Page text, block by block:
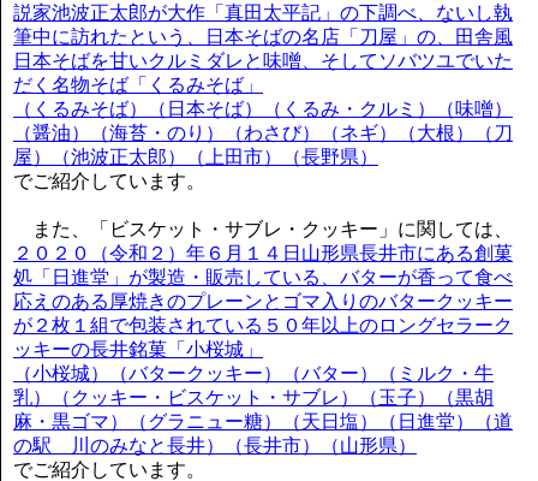
説家池波正太郎が大作「真田太平記」の下調べ、ないし執
筆中に訪れたという、日本そばの名店「刀屋」の、田舎風
日本そばを甘いクルミダレと味噌、そしてソバツユでいた
だく名物そば「くるみそば」
（くるみそば）（日本そば）（くるみ・クルミ）（味噌）
（醤油）（海苔・のり）（わさび）（ネギ）（大根）（刀
屋）（池波正太郎）（上田市）（長野県）
でご紹介しています。
また、「ビスケット・サブレ・クッキー」に関しては、
２０２０（令和２）年６月１４日山形県長井市にある創菓
処「日進堂」が製造・販売している、バターが香って食べ
応えのある厚焼きのプレーンとゴマ入りのバタークッキー
が２枚１組で包装されている５０年以上のロングセラーク
ッキーの長井銘菓「小桜城」
（小桜城）（バタークッキー）（バター）（ミルク・牛
乳）（クッキー・ビスケット・サブレ）（玉子）（黒胡
麻・黒ゴマ）（グラニュー糖）（天日塩）（日進堂）（道
の駅 川のみなと長井）（長井市）（山形県）
でご紹介しています。